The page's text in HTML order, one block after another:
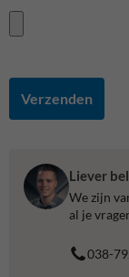
Verzenden
Liever
We zijn
al je
038-